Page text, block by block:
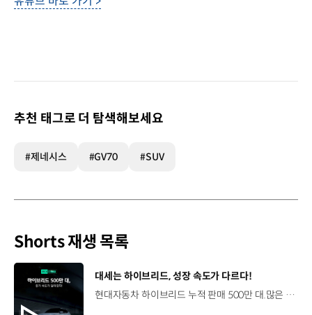
추천 태그로 더 탐색해보세요
#제네시스 #GV70 #SUV
Shorts 재생 목록
[동영상]
대세는 하이브리드, 성장 속도가 다르다!
현대자동차 하이브리드 누적 판매 500만 대.많은 운전자들이 선택한 이유는 무엇일까요? 현대진행형 팟캐스트 EP.21에서 확인하세요.📻 #현대자동차그룹 #현대진행형 #모빌리티팟캐스트 #하이브리드 #연료 #미래모빌리티 #모빌리티